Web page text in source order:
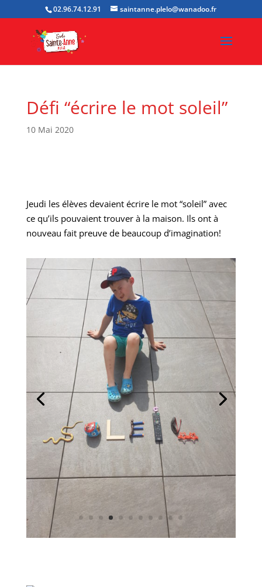
02.96.74.12.91 saintanne.plelo@wanadoo.fr
Défi “écrire le mot soleil”
10 Mai 2020
Jeudi les élèves devaient écrire le mot “soleil” avec
ce qu’ils pouvaient trouver à la maison. Ils ont à
nouveau fait preuve de beaucoup d’imagination!